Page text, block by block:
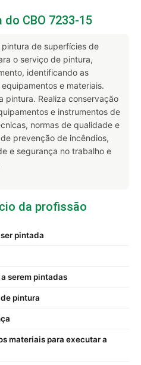
CBO 7233-15
pintura de superfícies de
o serviço de pintura,
identificando as
e materiais.
pintura. Realiza conservação
e instrumentos de
normas de qualidade e
prevenção de incêndios,
e segurança no trabalho e
da profissão
pintada
serem pintadas
pintura
materiais para executar a